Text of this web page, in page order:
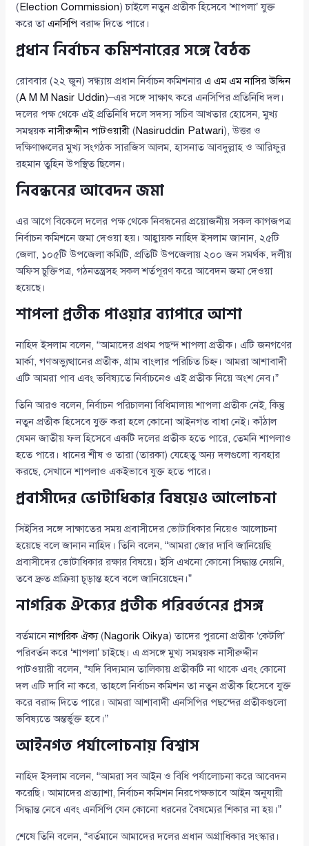
( Election Commission) চাইলে নতুন প্রতীক হিসেবে ‘শাপলা’ যুক্ত
করে তাএনসিপিবরাদ্দ দিতে পারে।
প্রধান নির্বাচন কমিশনারের সঙ্গে বৈঠক
রোববার (২২ জুন) সন্ধ্যায় প্রধান নির্বাচন কমিশনারএ এম এম নাসির উদ্দিন
(A M M Nasir Uddin)–এর সঙ্গে সাক্ষাৎ করে এনসিপির প্রতিনিধি দল।
দলের পক্ষ থেকে এই প্রতিনিধি দলে সদস্য সচিব আখতার হোসেন, মুখ্য
সমন্বয়কনাসীরুদ্দীন পাটওয়ারী (Nasiruddin Patwari), উত্তর ও
দক্ষিণাঞ্চলের মুখ্য সংগঠক সারজিস আলম, হাসনাত আবদুল্লাহ ও আরিফুর
রহমান তুহিন উপস্থিত ছিলেন।
নিবন্ধনের আবেদন জমা
এর আগে বিকেলে দলের পক্ষ থেকে নিবন্ধনের প্রয়োজনীয় সকল কাগজপত্র
নির্বাচন কমিশনে জমা দেওয়া হয়। আহ্বায়ক নাহিদ ইসলাম জানান, ২৫টি
জেলা, ১০৫টি উপজেলা কমিটি, প্রতিটি উপজেলায় ২০০ জন সমর্থক, দলীয়
অফিস চুক্তিপত্র, গঠনতন্ত্রসহ সকল শর্তপূরণ করে আবেদন জমা দেওয়া
হয়েছে।
শাপলা প্রতীক পাওয়ার ব্যাপারে আশা
নাহিদ ইসলাম বলেন, “আমাদের প্রথম পছন্দ শাপলা প্রতীক। এটি জনগণের
মার্কা, গণঅভ্যুত্থানের প্রতীক, গ্রাম বাংলার পরিচিত চিহ্ন। আমরা আশাবাদী
এটি আমরা পাব এবং ভবিষ্যতে নির্বাচনেও এই প্রতীক নিয়ে অংশ নেব।”
তিনি আরও বলেন, নির্বাচন পরিচালনা বিধিমালায় শাপলা প্রতীক নেই, কিন্তু
নতুন প্রতীক হিসেবে যুক্ত করা হলে কোনো আইনগত বাধা নেই। কাঁঠাল
যেমন জাতীয় ফল হিসেবে একটি দলের প্রতীক হতে পারে, তেমনি শাপলাও
হতে পারে। ধানের শীষ ও তারা (তারকা) যেহেতু অন্য দলগুলো ব্যবহার
করছে, সেখানে শাপলাও একইভাবে যুক্ত হতে পারে।
প্রবাসীদের ভোটাধিকার বিষয়েও আলোচনা
সিইসির সঙ্গে সাক্ষাতের সময় প্রবাসীদের ভোটাধিকার নিয়েও আলোচনা
হয়েছে বলে জানান নাহিদ। তিনি বলেন, “আমরা জোর দাবি জানিয়েছি
প্রবাসীদের ভোটাধিকার রক্ষার বিষয়ে। ইসি এখনো কোনো সিদ্ধান্ত নেয়নি,
তবে দ্রুত প্রক্রিয়া চূড়ান্ত হবে বলে জানিয়েছেন।”
নাগরিক ঐক্যের প্রতীক পরিবর্তনের প্রসঙ্গ
বর্তমানেনাগরিক ঐক্য(Nagorik Oikya) তাদের পুরনো প্রতীক ‘কেটলি’
পরিবর্তন করে ‘শাপলা’ চাইছে। এ প্রসঙ্গে মুখ্য সমন্বয়ক নাসীরুদ্দীন
পাটওয়ারী বলেন, “যদি বিদ্যমান তালিকায় প্রতীকটি না থাকে এবং কোনো
দল এটি দাবি না করে, তাহলে নির্বাচন কমিশন তা নতুন প্রতীক হিসেবে যুক্ত
করে বরাদ্দ দিতে পারে। আমরা আশাবাদী এনসিপির পছন্দের প্রতীকগুলো
ভবিষ্যতে অন্তর্ভুক্ত হবে।”
আইনগত পর্যালোচনায় বিশ্বাস
নাহিদ ইসলাম বলেন, “আমরা সব আইন ও বিধি পর্যালোচনা করে আবেদন
করেছি। আমাদের প্রত্যাশা, নির্বাচন কমিশন নিরপেক্ষভাবে আইন অনুযায়ী
সিদ্ধান্ত নেবে এবং এনসিপি যেন কোনো ধরনের বৈষম্যের শিকার না হয়।”
শেষে তিনি বলেন, “বর্তমানে আমাদের দলের প্রধান অগ্রাধিকার সংস্কার।